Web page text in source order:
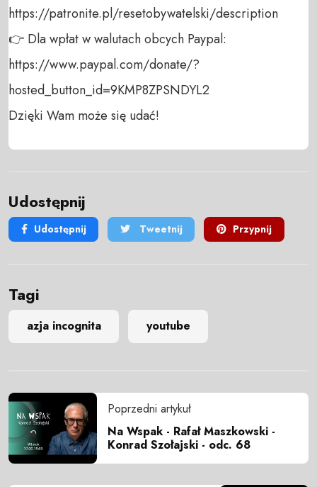
https://patronite.pl/resetobywatelski/description
👉 Dla wpłat w walutach obcych Paypal:
https://www.paypal.com/donate/?
hosted_button_id=9KMP8ZPSNDYL2
Dzięki Wam może się udać!
Udostępnij
Udostępnij Tweetnij Przypnij
Tagi
azja incognita youtube
Poprzedni artykuł
Na Wspak - Rafał Maszkowski -
Konrad Szołajski - odc. 68